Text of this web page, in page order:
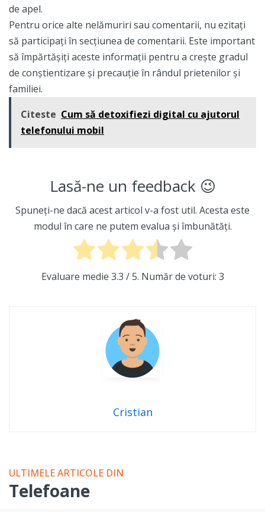
de apel.
Pentru orice alte nelămuriri sau comentarii, nu ezitați
să participați în secțiunea de comentarii. Este important
să împărtășiți aceste informații pentru a crește gradul
de conștientizare și precauție în rândul prietenilor și
familiei.
Citeste Cum să detoxifiezi digital cu ajutorul
telefonului mobil
Lasă-ne un feedback 😉
Spuneți-ne dacă acest articol v-a fost util. Acesta este
modul în care ne putem evalua și îmbunătăți.
Evaluare medie 3.3 / 5. Număr de voturi: 3
Cristian
ULTIMELE ARTICOLE DIN
Telefoane